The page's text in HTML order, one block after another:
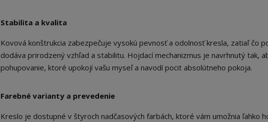
Stabilita a kvalita
Kovová konštrukcia zabezpečuje vysokú pevnosť a odolnosť kresla, zatiaľ čo
dodáva prirodzený vzhľad a stabilitu. Hojdací mechanizmus je navrhnutý tak,
pohupovanie, ktoré upokojí vašu myseľ a navodí pocit absolútneho pokoja.
Farebné varianty a prevedenie
Kreslo je dostupné v štyroch nadčasových farbách, ktoré vám umožnia ľahko